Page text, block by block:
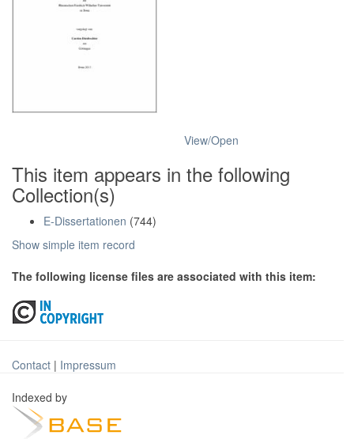
View/Open
This item appears in the following
Collection(s)
E-Dissertationen (744)
Show simple item record
The following license files are associated with this item:
Contact | Impressum
Indexed by